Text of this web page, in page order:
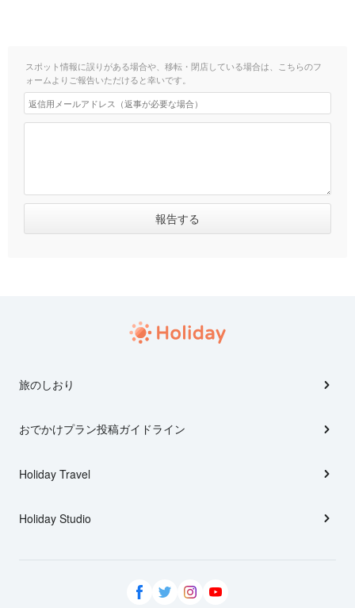
スポット情報に誤りがある場合や、移転・閉店している場合は、こちらのフ
ォームよりご報告いただけると幸いです。
旅のしおり
おでかけプラン投稿ガイドライン
Holiday Travel
Holiday Studio